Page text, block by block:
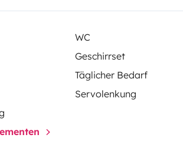
WC
Geschirrset
Täglicher Bedarf
Servolenkung